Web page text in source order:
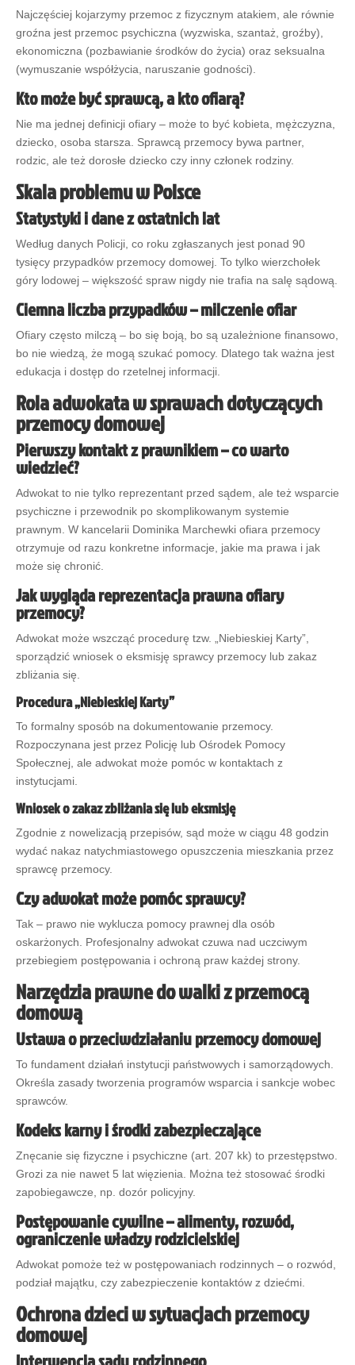
Najczęściej kojarzymy przemoc z fizycznym atakiem, ale równie
groźna jest przemoc psychiczna (wyzwiska, szantaż, groźby),
ekonomiczna (pozbawianie środków do życia) oraz seksualna
(wymuszanie współżycia, naruszanie godności).
Kto może być sprawcą, a kto ofiarą?
Nie ma jednej definicji ofiary – może to być kobieta, mężczyzna,
dziecko, osoba starsza. Sprawcą przemocy bywa partner,
rodzic, ale też dorosłe dziecko czy inny członek rodziny.
Skala problemu w Polsce
Statystyki i dane z ostatnich lat
Według danych Policji, co roku zgłaszanych jest ponad 90
tysięcy przypadków przemocy domowej. To tylko wierzchołek
góry lodowej – większość spraw nigdy nie trafia na salę sądową.
Ciemna liczba przypadków – milczenie ofiar
Ofiary często milczą – bo się boją, bo są uzależnione finansowo,
bo nie wiedzą, że mogą szukać pomocy. Dlatego tak ważna jest
edukacja i dostęp do rzetelnej informacji.
Rola adwokata w sprawach dotyczących
przemocy domowej
Pierwszy kontakt z prawnikiem – co warto
wiedzieć?
Adwokat to nie tylko reprezentant przed sądem, ale też wsparcie
psychiczne i przewodnik po skomplikowanym systemie
prawnym. W kancelarii Dominika Marchewki ofiara przemocy
otrzymuje od razu konkretne informacje, jakie ma prawa i jak
może się chronić.
Jak wygląda reprezentacja prawna ofiary
przemocy?
Adwokat może wszcząć procedurę tzw. „Niebieskiej Karty”,
sporządzić wniosek o eksmisję sprawcy przemocy lub zakaz
zbliżania się.
Procedura „Niebieskiej Karty”
To formalny sposób na dokumentowanie przemocy.
Rozpoczynana jest przez Policję lub Ośrodek Pomocy
Społecznej, ale adwokat może pomóc w kontaktach z
instytucjami.
Wniosek o zakaz zbliżania się lub eksmisję
Zgodnie z nowelizacją przepisów, sąd może w ciągu 48 godzin
wydać nakaz natychmiastowego opuszczenia mieszkania przez
sprawcę przemocy.
Czy adwokat może pomóc sprawcy?
Tak – prawo nie wyklucza pomocy prawnej dla osób
oskarżonych. Profesjonalny adwokat czuwa nad uczciwym
przebiegiem postępowania i ochroną praw każdej strony.
Narzędzia prawne do walki z przemocą
domową
Ustawa o przeciwdziałaniu przemocy domowej
To fundament działań instytucji państwowych i samorządowych.
Określa zasady tworzenia programów wsparcia i sankcje wobec
sprawców.
Kodeks karny i środki zabezpieczające
Znęcanie się fizyczne i psychiczne (art. 207 kk) to przestępstwo.
Grozi za nie nawet 5 lat więzienia. Można też stosować środki
zapobiegawcze, np. dozór policyjny.
Postępowanie cywilne – alimenty, rozwód,
ograniczenie władzy rodzicielskiej
Adwokat pomoże też w postępowaniach rodzinnych – o rozwód,
podział majątku, czy zabezpieczenie kontaktów z dziećmi.
Ochrona dzieci w sytuacjach przemocy
domowej